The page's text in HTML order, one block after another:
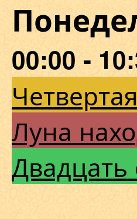
00:00 -
Луна